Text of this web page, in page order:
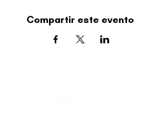
Compartir este evento